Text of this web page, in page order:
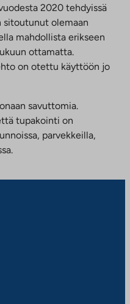
2020 tehdyissä
sitoutunut olemaan
mahdollista erikseen
ottamatta.
on otettu käyttöön jo
savuttomia.
tupakointi on
parvekkeilla,